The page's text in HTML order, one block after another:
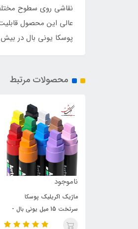
نقاشی روی سطوح مختلف
عالی این محصول
پوسکا یونی بال در بیش از 20 رنگ موجود است. فروشگاه کلک عشق مفتخر است به عنوان نمایندگی برند یونی بال این محصول خاص و
محصولات مرتبط
1,000,000
ماژیک اکریلیک پوسکا
سرتخت 15 میل یونی بال -
سفید